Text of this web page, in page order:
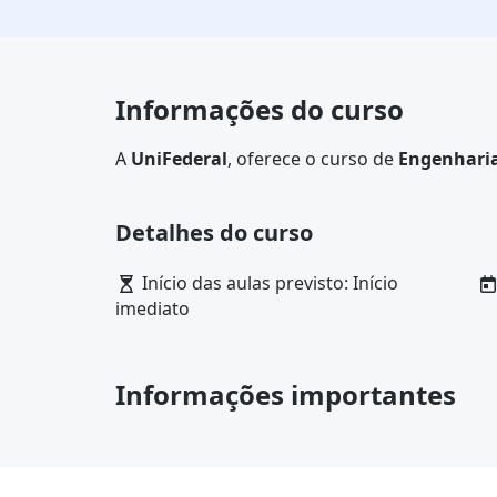
Informações do curso
A UniFederal, oferece o curso de
curso.
Trabalho com ênfase em Auditoria na
começar a estudar o quanto antes, pagando
Detalhes do curso
Início das aulas previsto: Início
imediato
Informações importantes